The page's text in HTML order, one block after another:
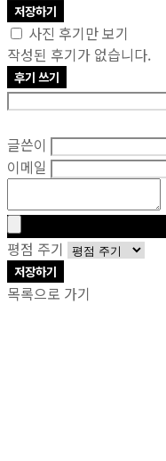
저장하기
사진 후기만 보기
작성된 후기가 없습니다.
후기 쓰기
글쓴이
이메일
평점 주기
저장하기
목록으로 가기